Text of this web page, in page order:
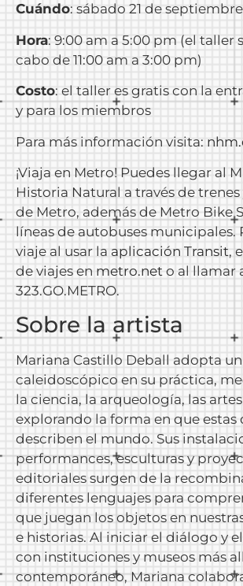
Cuándo: sábado 21 de
Hora: 9:00 am a 5:00 pm (el taller
cabo de 11:00 am a 3:00 pm)
Costo: el taller es gratis con la
y para los miembros
Para más información visita:
¡Viaja en Metro! Puedes llegar al
Historia Natural a través de
de Metro, además de Metro Bike
líneas de autobuses municipales.
viaje al usar la aplicación Transit,
de viajes en metro.net o al llamar
323.GO.METRO.
Sobre la artista
Mariana Castillo Deball adopta
caleidoscópico en su práctica,
la ciencia, la arqueología, las
explorando la forma en que estas
describen el mundo. Sus
performances, esculturas y
editoriales surgen de la
diferentes lenguajes para
que juegan los objetos en
e historias. Al iniciar el diálogo y
con instituciones y museos más
contemporáneo, Mariana